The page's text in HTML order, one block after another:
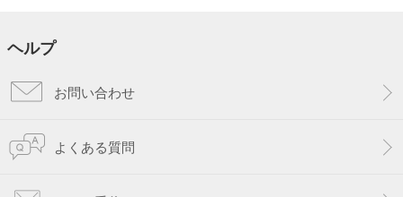
ヘルプ
お問い合わせ
よくある質問